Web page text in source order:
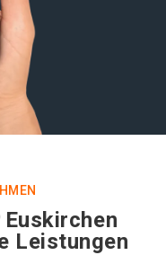
Leistungen